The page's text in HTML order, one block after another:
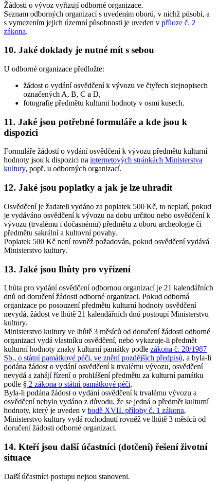
Žádosti o vývoz vyřizují odborné organizace.
Seznam odborných organizací s uvedením oborů, v nichž působí, a
s vymezením jejich územní působnosti je uveden v příloze č. 2
zákona.
10. Jaké doklady je nutné mít s sebou
U odborné organizace předložte:
žádost o vydání osvědčení k vývozu ve čtyřech stejnopisech
označených A, B, C a D,
fotografie předmětu kulturní hodnoty v osmi kusech.
11. Jaké jsou potřebné formuláře a kde jsou k
dispozici
Formuláře žádostí o vydání osvědčení k vývozu předmětu kulturní
hodnoty jsou k dispozici na internetových stránkách Ministerstva
kultury, popř. u odborných organizací.
12. Jaké jsou poplatky a jak je lze uhradit
Osvědčení je žadateli vydáno za poplatek 500 Kč, to neplatí, pokud
je vydáváno osvědčení k vývozu na dobu určitou nebo osvědčení k
vývozu (trvalému i dočasnému) předmětu z oboru archeologie či
předmětu sakrální a kultovní povahy.
Poplatek 500 Kč není rovněž požadován, pokud osvědčení vydává
Ministerstvo kultury.
13. Jaké jsou lhůty pro vyřízení
Lhůta pro vydání osvědčení odbornou organizací je 21 kalendářních
dnů od doručení žádosti odborné organizaci. Pokud odborná
organizace po posouzení předmětu kulturní hodnoty osvědčení
nevydá, žádost ve lhůtě 21 kalendářních dnů postoupí Ministerstvu
kultury.
Ministerstvo kultury ve lhůtě 3 měsíců od doručení žádosti odborné
organizaci vydá vlastníku osvědčení, nebo vykazuje-li předmět
kulturní hodnoty znaky kulturní památky podle zákona č. 20/1987
Sb., o státní památkové péči, ve znění pozdějších předpisů, a byla-li
podána žádost o vydání osvědčení k trvalému vývozu, osvědčení
nevydá a zahájí řízení o prohlášení předmětu za kulturní památku
podle § 2 zákona o státní památkové péči.
Byla-li podána žádost o vydání osvědčení k trvalému vývozu a
osvědčení nebylo vydáno z důvodu, že se jedná o předmět kulturní
hodnoty, který je uveden v bodě XVII. přílohy č. 1 zákona,
Ministerstvo kultury vydá rozhodnutí rovněž ve lhůtě 3 měsíců od
doručení žádosti odborné organizaci.
14. Kteří jsou další účastníci (dotčení) řešení životní
situace
Další účastníci postupu nejsou stanoveni.